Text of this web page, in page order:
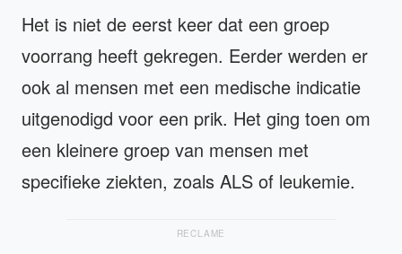
Het is niet de eerst keer dat een groep
voorrang heeft gekregen. Eerder werden er
ook al mensen met een medische indicatie
uitgenodigd voor een prik. Het ging toen om
een kleinere groep van mensen met
specifieke ziekten, zoals ALS of leukemie.
RECLAME